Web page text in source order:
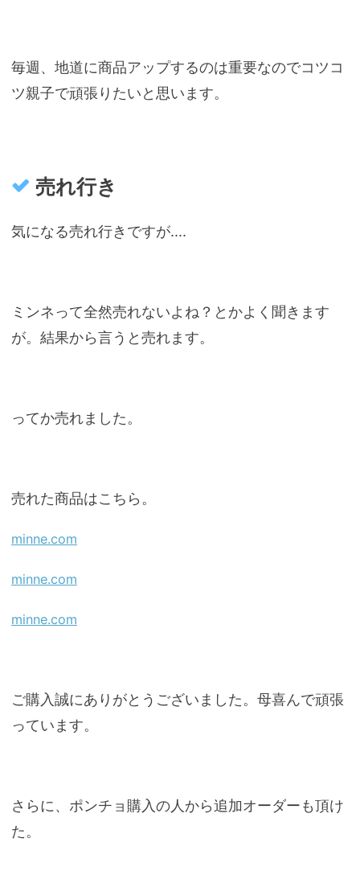
毎週、地道に商品アップするのは重要なのでコツコ
ツ親子で頑張りたいと思います。
売れ行き
気になる売れ行きですが....
ミンネって全然売れないよね？とかよく聞きます
が。結果から言うと売れます。
ってか売れました。
売れた商品はこちら。
minne.com
minne.com
minne.com
ご購入誠にありがとうございました。母喜んで頑張
っています。
さらに、ポンチョ購入の人から追加オーダーも頂け
た。